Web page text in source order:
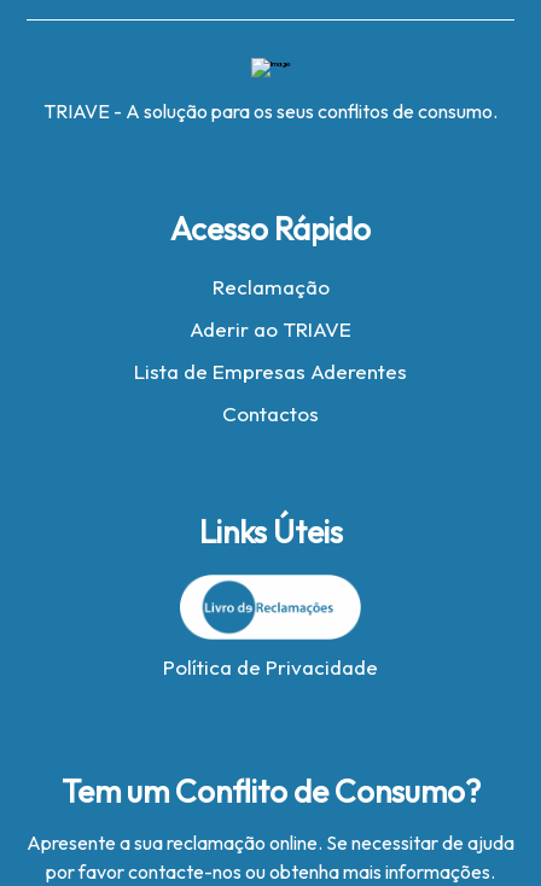
TRIAVE - A solução para os seus conflitos de consumo.
Acesso Rápido
Reclamação
Aderir ao TRIAVE
Lista de Empresas Aderentes
Contactos
Links Úteis
Política de Privacidade
Tem um Conflito de Consumo?
Apresente a sua reclamação online. Se necessitar de ajuda
por favor contacte-nos ou obtenha mais informações.